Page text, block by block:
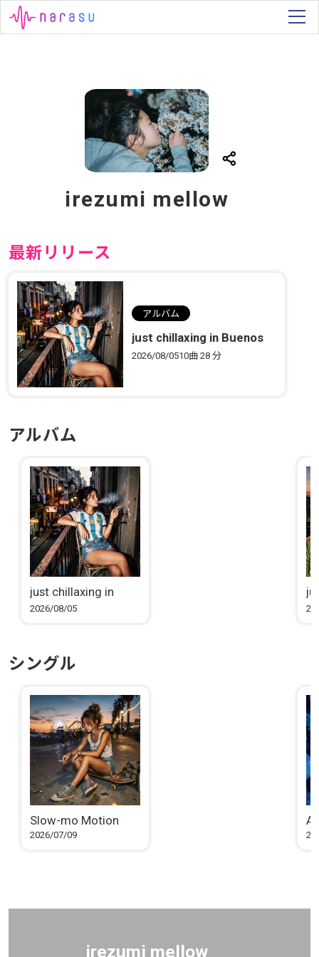
irezumi mellow
最新リリース
アルバム
just chillaxing in Buenos
Aires
2026/08/0510曲28 分
アルバム
just chillaxing in
Buenos Aires
2026/08/05
シングル
Slow-mo Motion
2026/07/09
irezumi mellow